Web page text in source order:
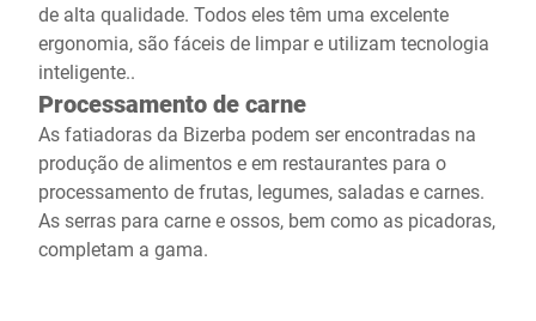
de alta qualidade. Todos eles têm uma excelente
ergonomia, são fáceis de limpar e utilizam tecnologia
inteligente..
Processamento de carne
As fatiadoras da Bizerba podem ser encontradas na
produção de alimentos e em restaurantes para o
processamento de frutas, legumes, saladas e carnes.
As serras para carne e ossos, bem como as picadoras,
completam a gama.